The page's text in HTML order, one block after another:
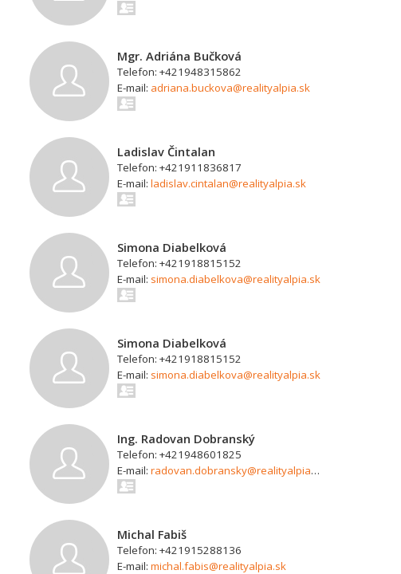
Mgr. Adriána Bučková
Telefon: +421948315862
E-mail: adriana.buckova@realityalpia.sk
Ladislav Čintalan
Telefon: +421911836817
E-mail:ladislav.cintalan@realityalpia.sk
Simona Diabelková
Telefon: +421918815152
E-mail: simona.diabelkova@realityalpia.sk
Simona Diabelková
Telefon: +421918815152
E-mail: simona.diabelkova@realityalpia.sk
Ing. Radovan Dobranský
Telefon: +421948601825
E-mail:radovan.dobransky@realityalpia.sk
Michal Fabiš
Telefon: +421915288136
E-mail:michal.fabis@realityalpia.sk